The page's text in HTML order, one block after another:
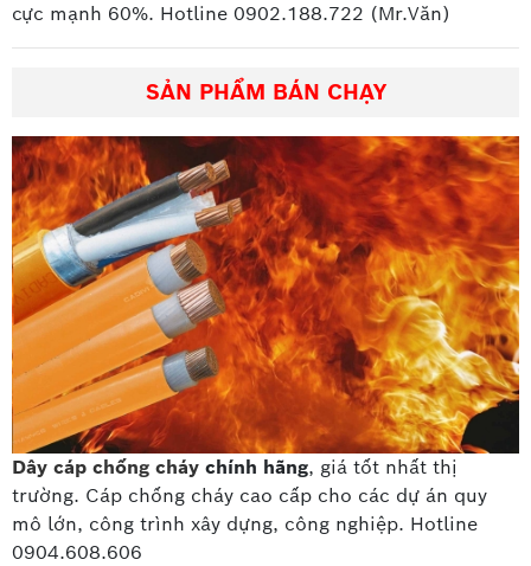
cực mạnh 60%. Hotline 0902.188.722 (Mr.Văn)
SẢN PHẨM BÁN CHẠY
Dây cáp chống cháy chính hãng, giá tốt nhất thị
trường. Cáp chống cháy cao cấp cho các dự án quy
mô lớn, công trình xây dựng, công nghiệp. Hotline
0904.608.606